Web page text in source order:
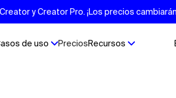
y Creator Pro. ¡Los precios
de uso PreciosRecursos